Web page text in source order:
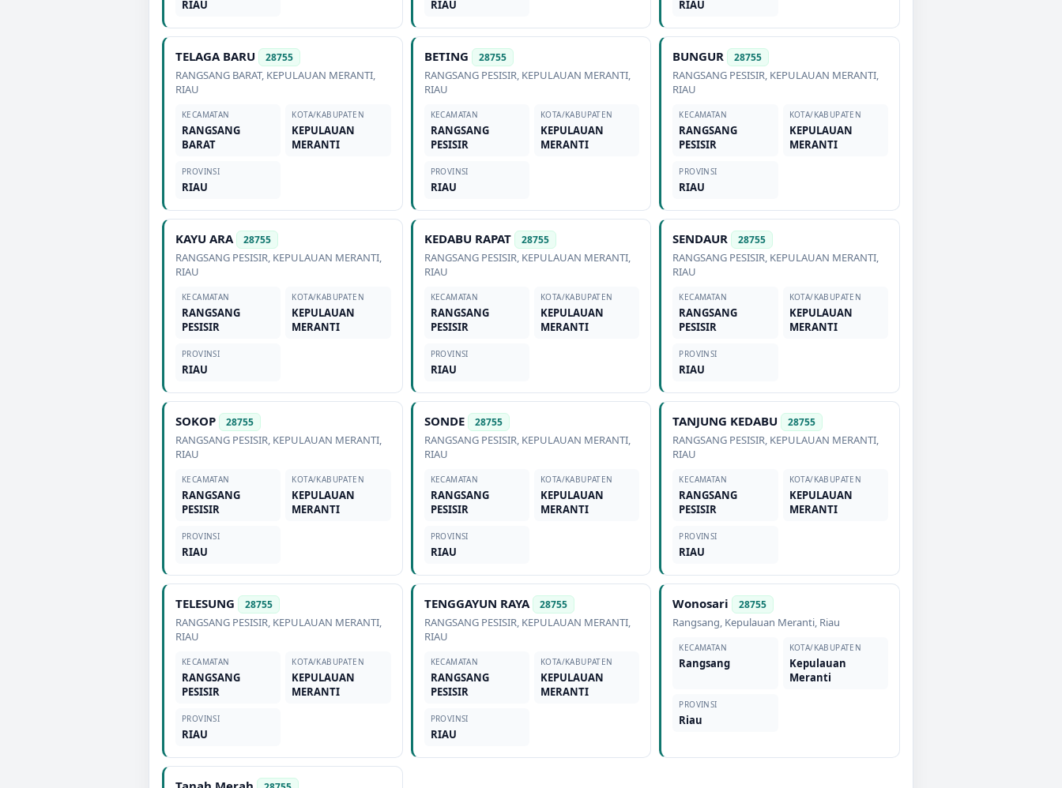
RIAU RIAU RIAU
TELAGA BARU 28755
RANGSANG BARAT, KEPULAUAN MERANTI,
RIAU
KECAMATAN
RANGSANG
BARAT
KOTA/KABUPATEN
KEPULAUAN
MERANTI
PROVINSI
RIAU
BETING 28755
RANGSANG PESISIR, KEPULAUAN MERANTI,
RIAU
KECAMATAN
RANGSANG
PESISIR
KOTA/KABUPATEN
KEPULAUAN
MERANTI
PROVINSI
RIAU
BUNGUR 28755
RANGSANG PESISIR, KEPULAUAN MERANTI,
RIAU
KECAMATAN
RANGSANG
PESISIR
KOTA/KABUPATEN
KEPULAUAN
MERANTI
PROVINSI
RIAU
KAYU ARA 28755
RANGSANG PESISIR, KEPULAUAN MERANTI,
RIAU
KECAMATAN
RANGSANG
PESISIR
KOTA/KABUPATEN
KEPULAUAN
MERANTI
PROVINSI
RIAU
KEDABU RAPAT 28755
RANGSANG PESISIR, KEPULAUAN MERANTI,
RIAU
KECAMATAN
RANGSANG
PESISIR
KOTA/KABUPATEN
KEPULAUAN
MERANTI
PROVINSI
RIAU
SENDAUR 28755
RANGSANG PESISIR, KEPULAUAN MERANTI,
RIAU
KECAMATAN
RANGSANG
PESISIR
KOTA/KABUPATEN
KEPULAUAN
MERANTI
PROVINSI
RIAU
SOKOP 28755
RANGSANG PESISIR, KEPULAUAN MERANTI,
RIAU
KECAMATAN
RANGSANG
PESISIR
KOTA/KABUPATEN
KEPULAUAN
MERANTI
PROVINSI
RIAU
SONDE 28755
RANGSANG PESISIR, KEPULAUAN MERANTI,
RIAU
KECAMATAN
RANGSANG
PESISIR
KOTA/KABUPATEN
KEPULAUAN
MERANTI
PROVINSI
RIAU
TANJUNG KEDABU 28755
RANGSANG PESISIR, KEPULAUAN MERANTI,
RIAU
KECAMATAN
RANGSANG
PESISIR
KOTA/KABUPATEN
KEPULAUAN
MERANTI
PROVINSI
RIAU
TELESUNG 28755
RANGSANG PESISIR, KEPULAUAN MERANTI,
RIAU
KECAMATAN
RANGSANG
PESISIR
KOTA/KABUPATEN
KEPULAUAN
MERANTI
PROVINSI
RIAU
TENGGAYUN RAYA 28755
RANGSANG PESISIR, KEPULAUAN MERANTI,
RIAU
KECAMATAN
RANGSANG
PESISIR
KOTA/KABUPATEN
KEPULAUAN
MERANTI
PROVINSI
RIAU
Wonosari 28755
Rangsang, Kepulauan Meranti, Riau
KECAMATAN
Rangsang
KOTA/KABUPATEN
Kepulauan
Meranti
PROVINSI
Riau